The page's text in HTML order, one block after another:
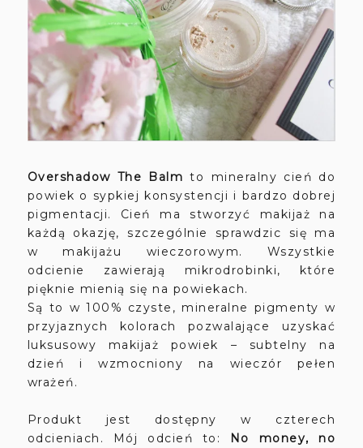
Overshadow The Balm to mineralny cień do
powiek o sypkiej konsystencji i bardzo dobrej
pigmentacji. Cień ma stworzyć makijaż na
każdą okazję, szczególnie sprawdzic się ma
w makijażu wieczorowym. Wszystkie
odcienie zawierają mikrodrobinki, które
pięknie mienią się na powiekach.
Są to w 100% czyste, mineralne pigmenty w
przyjaznych kolorach pozwalające uzyskać
luksusowy makijaż powiek – subtelny na
dzień i wzmocniony na wieczór pełen
wrażeń.
Produkt jest dostępny w czterech
odcieniach. Mój odcień to:
No money, no